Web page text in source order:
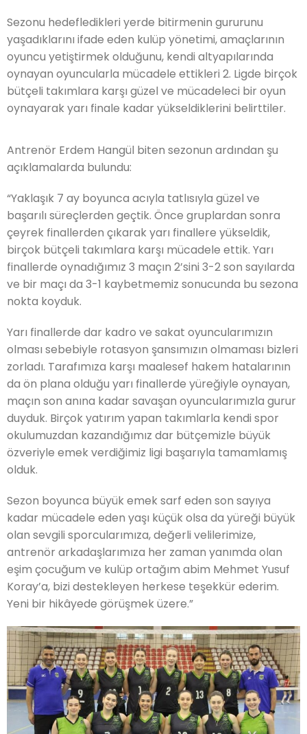
Sezonu hedefledikleri yerde bitirmenin gururunu
yaşadıklarını ifade eden kulüp yönetimi, amaçlarının
oyuncu yetiştirmek olduğunu, kendi altyapılarında
oynayan oyuncularla mücadele ettikleri 2. Ligde birçok
bütçeli takımlara karşı güzel ve mücadeleci bir oyun
oynayarak yarı finale kadar yükseldiklerini belirttiler.
Antrenör Erdem Hangül biten sezonun ardından şu
açıklamalarda bulundu:
“Yaklaşık 7 ay boyunca acıyla tatlısıyla güzel ve
başarılı süreçlerden geçtik. Önce gruplardan sonra
çeyrek finallerden çıkarak yarı finallere yükseldik,
birçok bütçeli takımlara karşı mücadele ettik. Yarı
finallerde oynadığımız 3 maçın 2’sini 3-2 son sayılarda
ve bir maçı da 3-1 kaybetmemiz sonucunda bu sezona
nokta koyduk.
Yarı finallerde dar kadro ve sakat oyuncularımızın
olması sebebiyle rotasyon şansımızın olmaması bizleri
zorladı. Tarafımıza karşı maalesef hakem hatalarının
da ön plana olduğu yarı finallerde yüreğiyle oynayan,
maçın son anına kadar savaşan oyuncularımızla gurur
duyduk. Birçok yatırım yapan takımlarla kendi spor
okulumuzdan kazandığımız dar bütçemizle büyük
özveriyle emek verdiğimiz ligi başarıyla tamamlamış
olduk.
Sezon boyunca büyük emek sarf eden son sayıya
kadar mücadele eden yaşı küçük olsa da yüreği büyük
olan sevgili sporcularımıza, değerli velilerimize,
antrenör arkadaşlarımıza her zaman yanımda olan
eşim çocuğum ve kulüp ortağım abim Mehmet Yusuf
Koray’a, bizi destekleyen herkese teşekkür ederim.
Yeni bir hikâyede görüşmek üzere.”